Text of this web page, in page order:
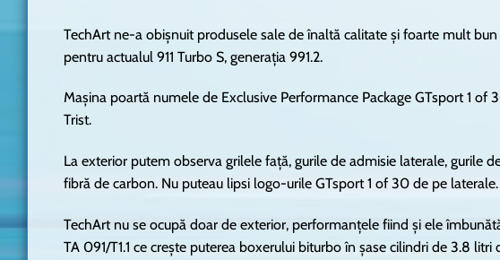
TechArt ne-a obișnuit produsele sale de înaltă calitate și foarte mult
pentru actualul 911 Turbo S, generația 991.2.
Mașina poartă numele de Exclusive Performance Package GTsport 1
Trist.
La exterior putem observa grilele față, gurile de admisie laterale, gurile
fibră de carbon. Nu puteau lipsi logo-urile GTsport 1 of 30 de pe laterale.
TechArt nu se ocupă doar de exterior, performanțele fiind și ele
TA 091/T1.1 ce crește puterea boxerului biturbo în șase cilindri de 3.8